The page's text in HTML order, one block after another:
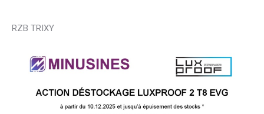
RZB TRIXY